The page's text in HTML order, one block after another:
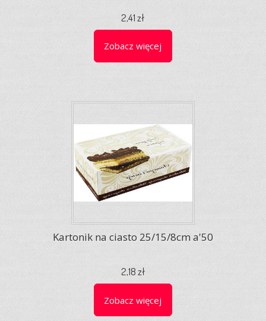
2,41 zł
Zobacz więcej
Kartonik na ciasto 25/15/8cm a'50
2,18 zł
Zobacz więcej